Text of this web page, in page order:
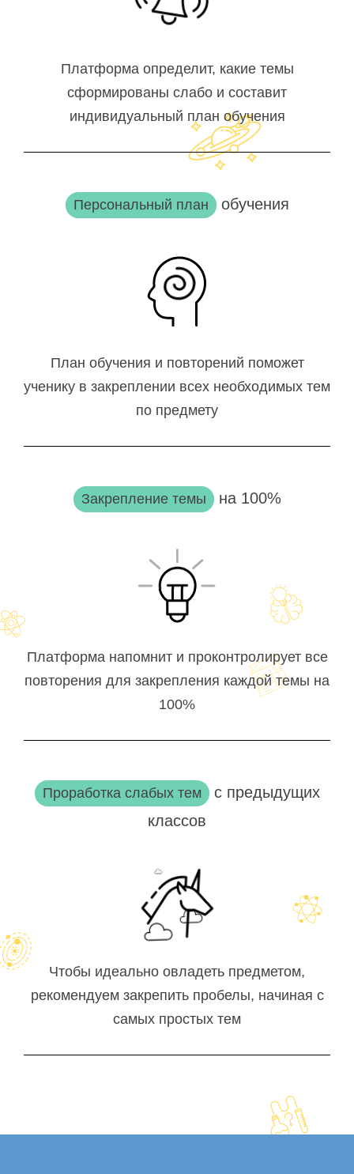
Платформа определит, какие темы
сформированы слабо и составит
индивидуальный план обучения
Персональный план обучения
План обучения и повторений поможет
ученику в закреплении всех необходимых тем
по предмету
Закрепление темы на 100%
Платформа напомнит и проконтролирует все
повторения для закрепления каждой темы на
100%
Проработка слабых тем с предыдущих
классов
Чтобы идеально овладеть предметом,
рекомендуем закрепить пробелы, начиная с
самых простых тем